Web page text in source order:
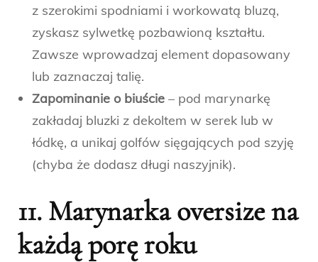
z szerokimi spodniami i workowatą bluzą,
zyskasz sylwetkę pozbawioną kształtu.
Zawsze wprowadzaj element dopasowany
lub zaznaczaj talię.
Zapominanie o biuście – pod marynarkę
zakładaj bluzki z dekoltem w serek lub w
łódkę, a unikaj golfów sięgających pod szyję
(chyba że dodasz długi naszyjnik).
11. Marynarka oversize na
każdą porę roku